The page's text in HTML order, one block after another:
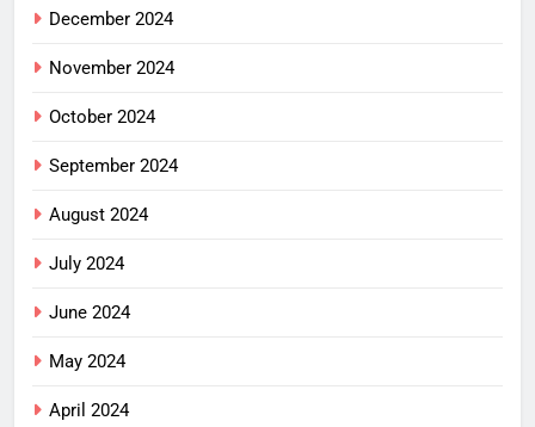
December 2024
November 2024
October 2024
September 2024
August 2024
July 2024
June 2024
May 2024
April 2024